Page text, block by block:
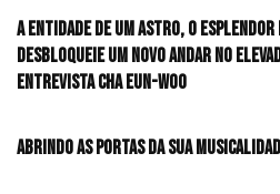
A entidade de um astro, o
desbloqueie um novo andar no
Entrevista CHA EUN-WOO
Abrindo as portas da sua